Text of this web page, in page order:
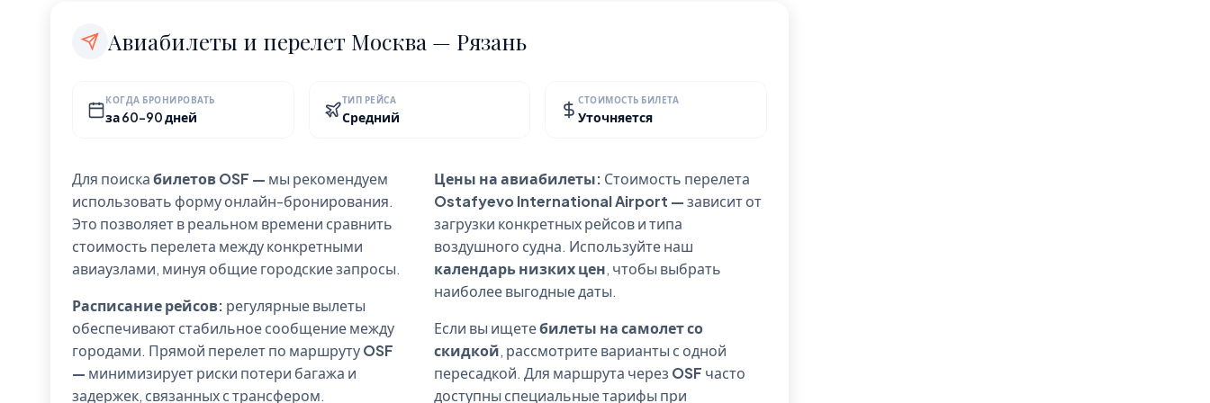
Авиабилеты и перелет Москва — Рязань
КОГДА БРОНИРОВАТЬ
за 60-90 дней
ТИП РЕЙСА
Средний
СТОИМОСТЬ БИЛЕТА
Уточняется
Для поискабилетов OSF — мы рекомендуем
использовать форму онлайн-бронирования.
Это позволяет в реальном времени сравнить
стоимость перелета между конкретными
авиаузлами, минуя общие городские запросы.
Расписание рейсов: регулярные вылеты
обеспечивают стабильное сообщение между
городами. Прямой перелет по маршрутуOSF
— минимизирует риски потери багажа и
задержек, связанных с трансфером.
Цены на авиабилеты: Стоимость перелета
Ostafyevo International Airport —зависит от
загрузки конкретных рейсов и типа
воздушного судна. Используйте наш
календарь низких цен, чтобы выбрать
наиболее выгодные даты.
Если вы ищетебилеты на самолет со
скидкой, рассмотрите варианты с одной
пересадкой. Для маршрута через OSF часто
доступны специальные тарифы при